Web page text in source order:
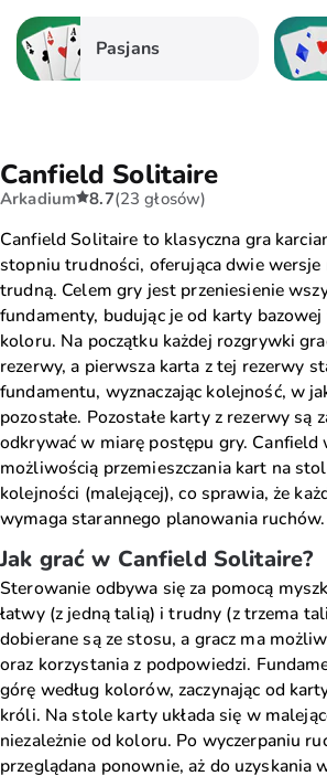
Pasjans
Canfield Solitaire
Arkadium 8.7(23 głosów)
Canfield Solitaire to klasyczna gra
stopniu trudności, oferująca dwie wersje
trudną. Celem gry jest przeniesienie
fundamenty, budując je od karty bazowej
koloru. Na początku każdej rozgrywki
rezerwy, a pierwsza karta z tej rezerwy
fundamentu, wyznaczając kolejność, w
pozostałe. Pozostałe karty z rezerwy są
odkrywać w miarę postępu gry. Canfield
możliwością przemieszczania kart na
kolejności (malejącej), co sprawia, że
wymaga starannego planowania ruchów.
Jak grać w Canfield Solitaire?
Sterowanie odbywa się za pomocą
łatwy (z jedną talią) i trudny (z trzema
dobierane są ze stosu, a gracz ma
oraz korzystania z podpowiedzi.
górę według kolorów, zaczynając od
króli. Na stole karty układa się w
niezależnie od koloru. Po wyczerpaniu
przeglądana ponownie, aż do uzyskania